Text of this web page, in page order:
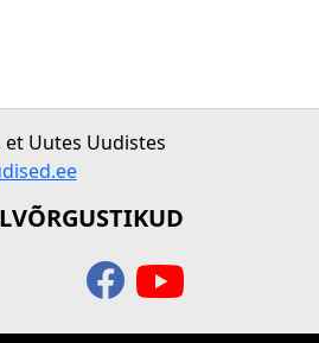
Uutes Uudistes